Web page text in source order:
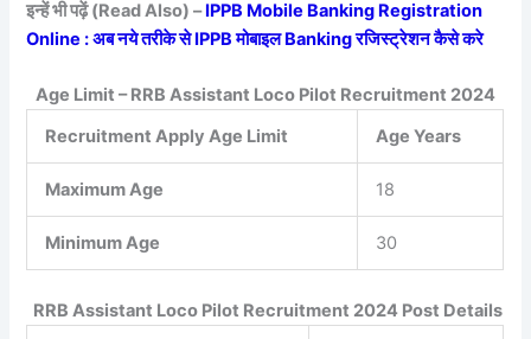
इन्हें भी पढ़ें (Read Also) –IPPB Mobile Banking Registration
Online : अब नये तरीके से IPPB मोबाइल Banking रजिस्ट्रेशन कैसे करे
Age Limit – RRB Assistant Loco Pilot Recruitment 2024
Recruitment Apply Age Limit
Age Years
Maximum Age 18
Minimum Age 30
RRB Assistant Loco Pilot Recruitment 2024 Post Details